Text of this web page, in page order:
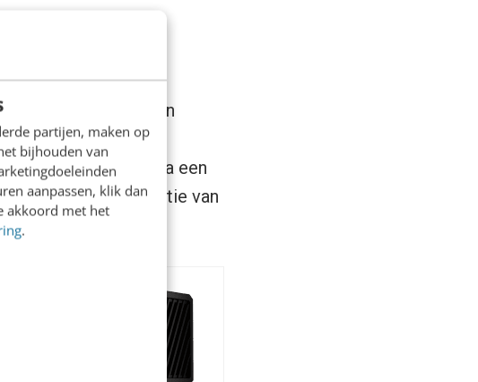
partijen, maken op
bijhouden van
aanpassen, klik dan
akkoord met het
.
Kinect is een
ook diepte kan
in 2010, na een
knap staaltje innovatie van